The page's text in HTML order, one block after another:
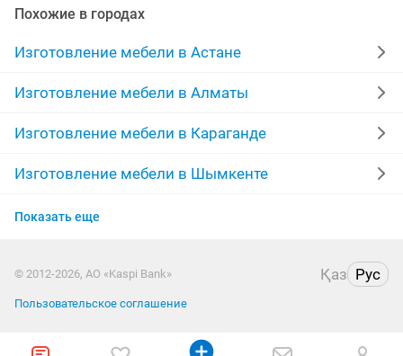
гостиная реставрация диванов
гардеробная купе караганда
шкаф офисный мягкие диваны
качественно недорого ремонт диванов
изготовление корпусной
ремонт монтаж
Похожие в городах
Изготовление мебели в Астане
Изготовление мебели в Алматы
Изготовление мебели в Караганде
Изготовление мебели в Шымкенте
Изготовление мебели в Актобе
Изготовление мебели в Таразе
Изготовление мебели в Павлодаре
Показать еще
© 2012-2026, АО «Kaspi Bank» Қаз Рус
Пользовательское соглашение